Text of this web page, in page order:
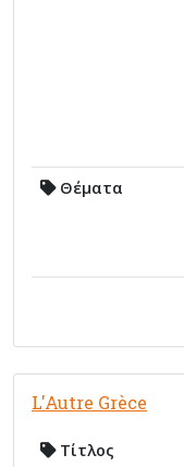
Θέματα
L'Autre Grèce
Τίτλος